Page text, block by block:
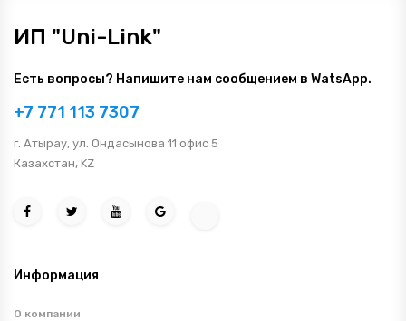
ИП "Uni-Link"
Есть вопросы? Напишите нам сообщением в WatsApp.
+7 771 113 7307
г. Атырау, ул. Ондасынова 11 офис 5
Казахстан, KZ
Информация
О компании